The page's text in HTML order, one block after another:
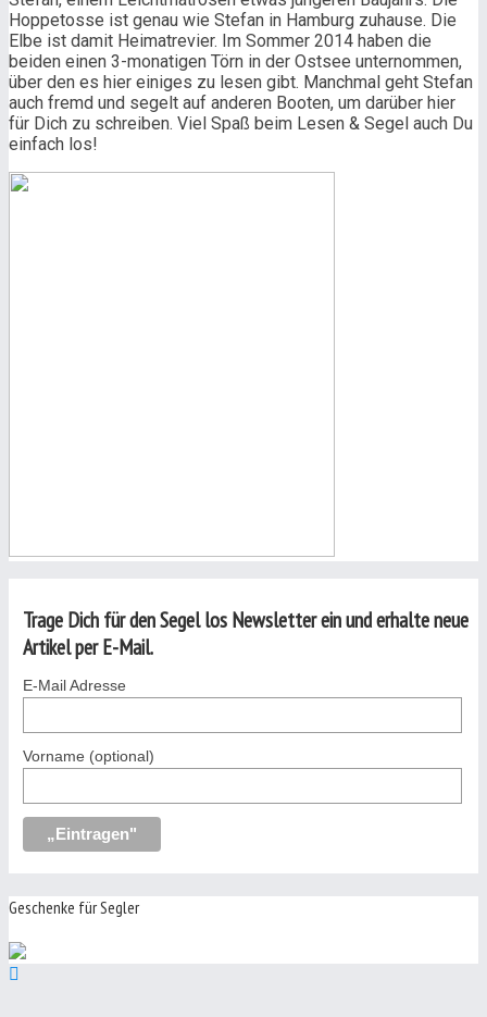
Hoppetosse ist genau wie Stefan in Hamburg zuhause. Die
Elbe ist damit Heimatrevier. Im Sommer 2014 haben die
beiden einen 3-monatigen Törn in der Ostsee unternommen,
über den es hier einiges zu lesen gibt. Manchmal geht Stefan
auch fremd und segelt auf anderen Booten, um darüber hier
für Dich zu schreiben. Viel Spaß beim Lesen & Segel auch Du
einfach los!
Trage Dich für den Segel los Newsletter ein und erhalte neue
Artikel per E-Mail.
E-Mail Adresse
Vorname (optional)
Geschenke für Segler